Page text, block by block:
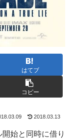
はてブ
コピー
2018.03.13
始と同時に借り